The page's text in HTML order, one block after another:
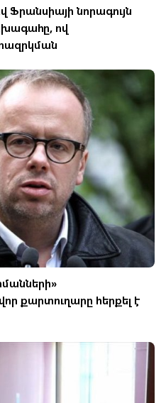
նորագույն
ով
քարտուղարը հերքել է